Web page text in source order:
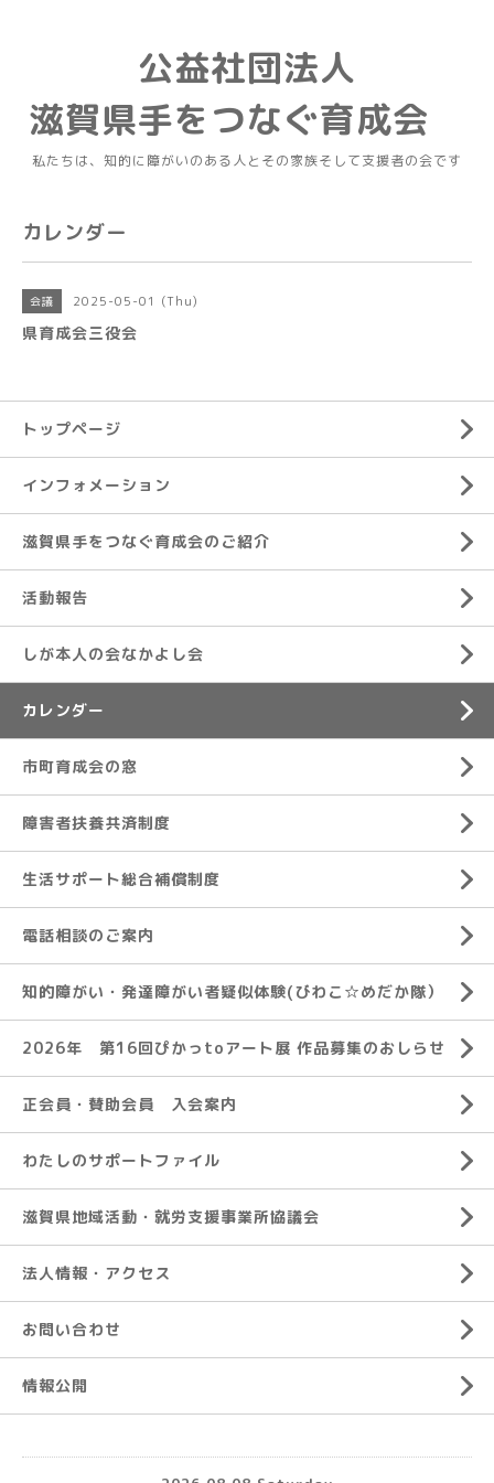
公益社団法人
滋賀県手をつなぐ育成会
私たちは、知的に障がいのある人とその家族そして支援者の会です
カレンダー
会議 2025-05-01 (Thu)
県育成会三役会
トップページ
インフォメーション
滋賀県手をつなぐ育成会のご紹介
活動報告
しが本人の会なかよし会
カレンダー
市町育成会の窓
障害者扶養共済制度
生活サポート総合補償制度
電話相談のご案内
知的障がい・発達障がい者疑似体験(びわこ☆めだか隊）
2026年 第16回ぴかっtoアート展 作品募集のおしらせ
正会員・賛助会員 入会案内
わたしのサポートファイル
滋賀県地域活動・就労支援事業所協議会
法人情報・アクセス
お問い合わせ
情報公開